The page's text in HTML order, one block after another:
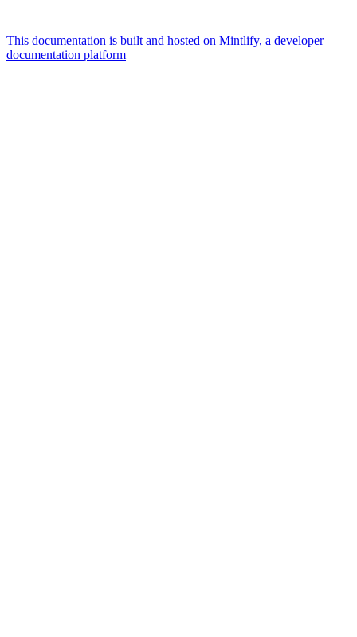
This documentation is built and hosted on Mintlify, a developer
documentation platform